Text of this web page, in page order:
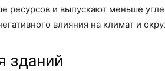
ресурсов и выпускают меньше
влияния на климат и
зданий